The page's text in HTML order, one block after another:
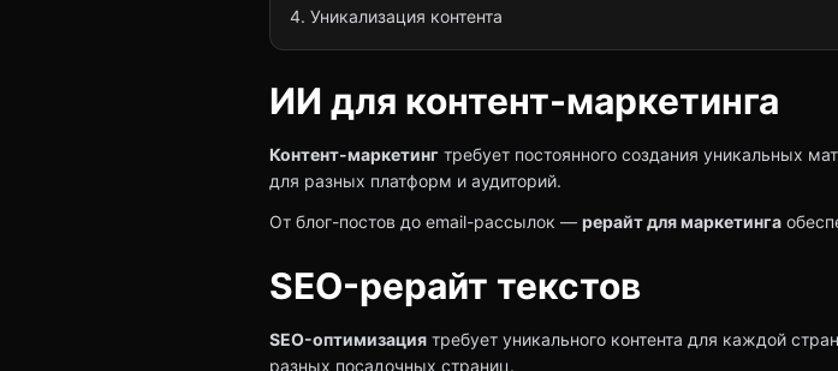
4. Уникализация контента
ИИ для контент-маркетинга
Контент-маркетинг требует постоянного создания уникальных
для разных платформ и аудиторий.
От блог-постов до email-рассылок — рерайт для маркетинга
SEO-рерайт текстов
SEO-оптимизация требует уникального контента для каждой
разных посадочных страниц.